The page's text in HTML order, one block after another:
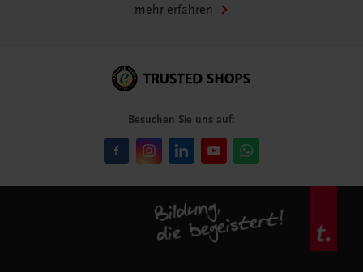
mehr erfahren
Besuchen Sie uns auf: